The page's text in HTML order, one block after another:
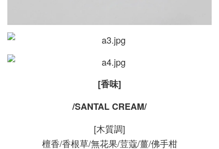
[香味]
/SANTAL CREAM/
[木質調]
檀香/香根草/無花果/荳蔻/薑/佛手柑